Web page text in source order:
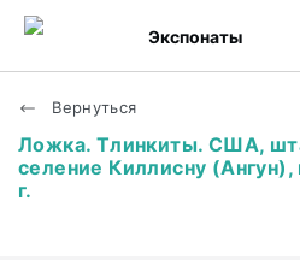
Экспонаты
Вернуться
Ложка. Тлинкиты. США,
селение Киллисну
г.